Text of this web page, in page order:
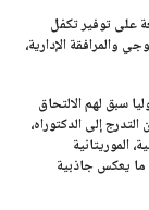
على توفير تكفل
والمرافقة الإدارية،
سبق لهم الالتحاق
إلى الدكتوراه،
الموريتانية
ما يعكس جاذبية